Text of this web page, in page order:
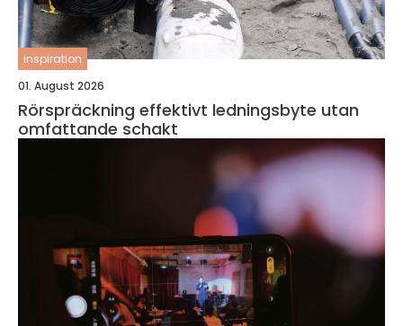
inspiration
01. August 2026
Rörspräckning effektivt ledningsbyte utan
omfattande schakt